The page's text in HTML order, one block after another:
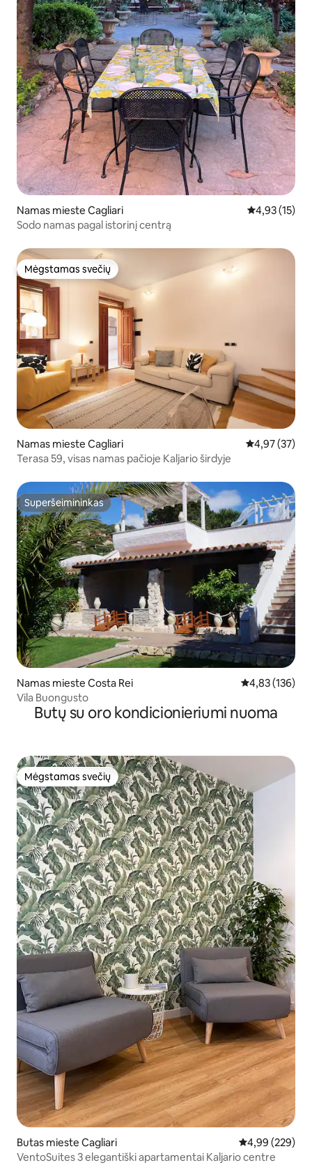
Namas mieste Cagliari Vidutinis
4,93 (15)
Sodo namas pagal istorinį centrą
Mėgstamas svečių
Mėgstamas svečių
Namas mieste Cagliari Vidutinis
4,97 (37)
Terasa 59, visas namas pačioje Kaljario širdyje
Superšeimininkas
Superšeimininkas
Namas mieste Costa Rei Vidutinis
4,83 (136)
Vila Buongusto
Butų su oro kondicionieriumi nuoma
Mėgstamas svečių
Mėgstamas svečių
Butas mieste Cagliari Vidutinis
4,99 (229)
VentoSuites 3 elegantiški apartamentai Kaljario centre